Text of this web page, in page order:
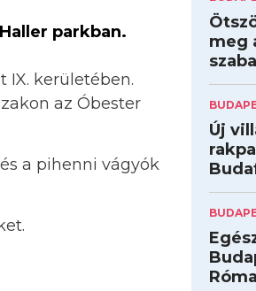
parkban.
IX. kerületében.
az Óbester
a pihenni vágyók
meg
Új